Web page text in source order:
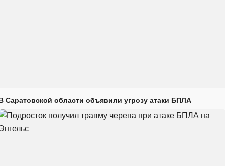
Саратовской области объявили угрозу атаки БПЛА